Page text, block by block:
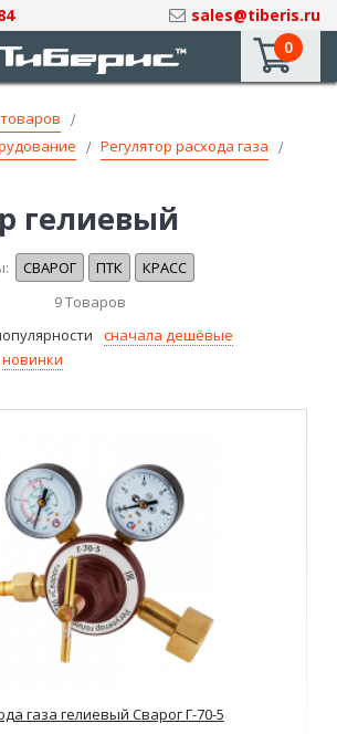
sales@tiberis.ru
0
Регулятор расхода газа
гелиевый
СВАРОГ ПТК
КРАСС
9Товаров
сначала дешёвые
новинки
газа гелиевый Сварог Г-70-5